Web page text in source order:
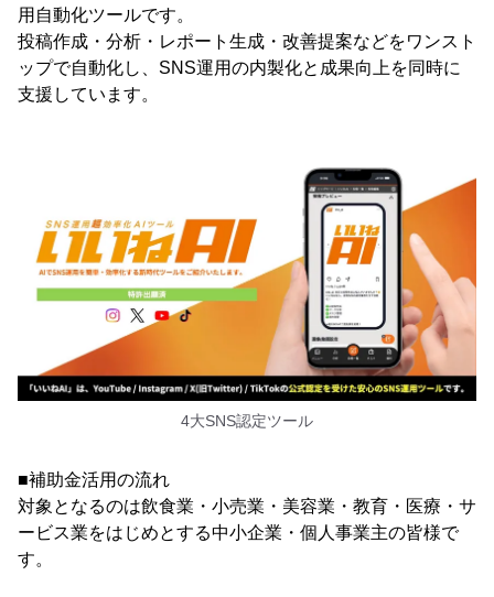
用自動化ツールです。
投稿作成・分析・レポート生成・改善提案などをワンスト
ップで自動化し、SNS運用の内製化と成果向上を同時に
支援しています。
4大SNS認定ツール
■補助金活用の流れ
対象となるのは飲食業・小売業・美容業・教育・医療・サ
ービス業をはじめとする中小企業・個人事業主の皆様で
す。